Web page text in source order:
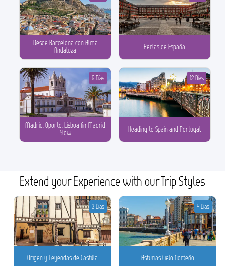
Desde Barcelona con Alma
Andaluza
Perlas de España
Madrid, Oporto, Lisboa fin Madrid
Slow
9 Días
Heading to Spain and Portugal
12 Días
Extend your Experience with our Trip Styles
Origen y Leyendas de Castilla
3 Días
Asturias Cielo Norteño
4 Días